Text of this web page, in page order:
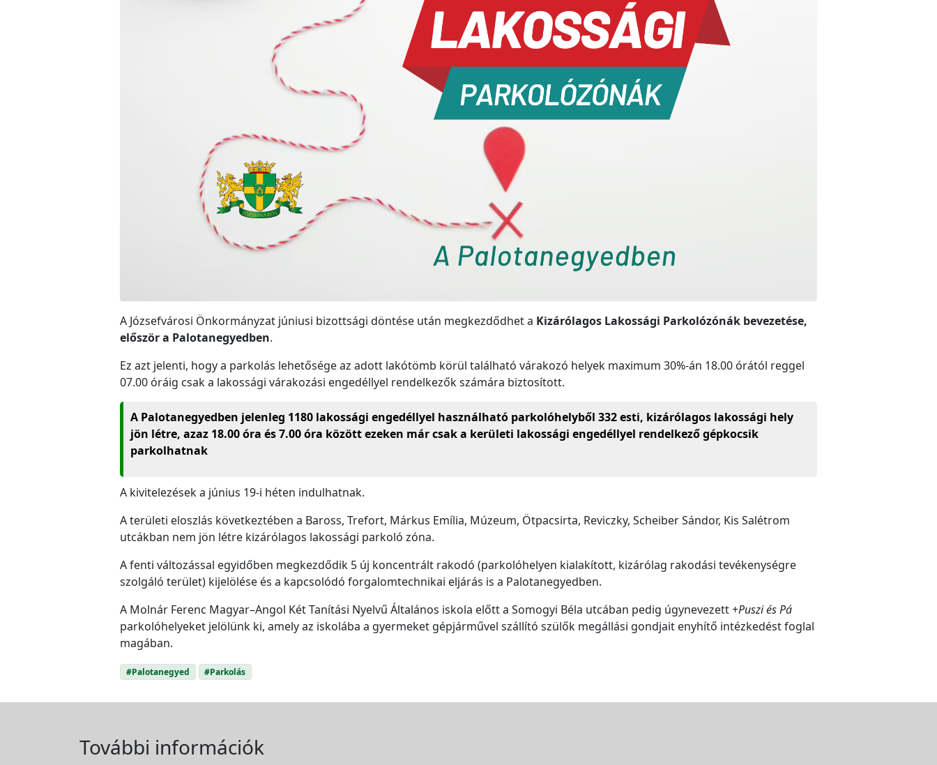
A Józsefvárosi Önkormányzat júniusi bizottsági döntése után megkezdődhet a Kizárólagos Lakossági Parkolózónák bevezetése,
először a Palotanegyedben.
Ez azt jelenti, hogy a parkolás lehetősége az adott lakótömb körül található várakozó helyek maximum 30%-án 18.00 órától reggel
07.00 óráig csak a lakossági várakozási engedéllyel rendelkezők számára biztosított.
A Palotanegyedben jelenleg 1180 lakossági engedéllyel használható parkolóhelyből 332 esti, kizárólagos lakossági hely
jön létre, azaz 18.00 óra és 7.00 óra között ezeken már csak a kerületi lakossági engedéllyel rendelkező gépkocsik
parkolhatnak
A kivitelezések a június 19-i héten indulhatnak.
A területi eloszlás következtében a Baross, Trefort, Márkus Emília, Múzeum, Ötpacsirta, Reviczky, Scheiber Sándor, Kis Salétrom
utcákban nem jön létre kizárólagos lakossági parkoló zóna.
A fenti változással egyidőben megkezdődik 5 új koncentrált rakodó (parkolóhelyen kialakított, kizárólag rakodási tevékenységre
szolgáló terület) kijelölése és a kapcsolódó forgalomtechnikai eljárás is a Palotanegyedben.
A Molnár Ferenc Magyar–Angol Két Tanítási Nyelvű Általános iskola előtt a Somogyi Béla utcában pedig úgynevezett +Puszi és Pá
parkolóhelyeket jelölünk ki, amely az iskolába a gyermeket gépjárművel szállító szülők megállási gondjait enyhítő intézkedést foglal
magában.
#Palotanegyed #Parkolás
További információk